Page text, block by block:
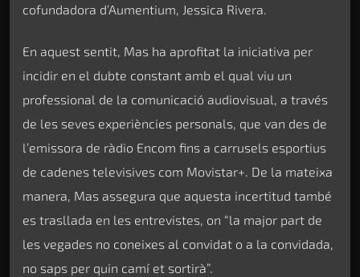
cofundadora d’Aumentium, Jessica Rivera.
En aquest sentit, Mas ha aprofitat la iniciativa per
incidir en el dubte constant amb el qual viu un
professional de la comunicació audiovisual, a través
de les seves experiències personals, que van des de
l’emissora de ràdio Encom fins a carrusels esportius
de cadenes televisives com Movistar+. De la mateixa
manera, Mas assegura que aquesta incertitud també
es trasllada en les entrevistes, on “la major part de
les vegades no coneixes al convidat o a la convidada,
no saps per quin camí et sortirà”.